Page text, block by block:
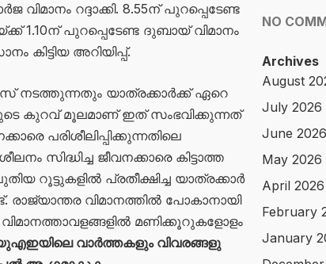
വിമാനം റദ്ദാക്കി. 8.55ന് പുറപ്പെടേണ്ട
1.10ന് പുറപ്പെടേണ്ട ദുബായ് വിമാനം
കിട്ടിയ അറിയിപ്പ്.
നടത്തുന്നതും യാത്രക്കാർക്ക് ഏറെ
കുറവ് മൂലമാണ് ഇത് സംഭവിക്കുന്നത്
പരിശീലിപ്പിക്കുന്നതിലെ
സിദ്ധിച്ച ജീവനക്കാരെ കിട്ടാത്ത
റൂട്ടുകളിൽ പ്രതീക്ഷിച്ച യാത്രക്കാർ
രാജ്യാന്തര വിമാനത്തിൽ പോകാനായി
മണിക്കൂറുകളോളം
വാർത്തകളും വിവരങ്ങളു
NO
Archives
August
July 2026
June 2026
May 2026
April 2026
February
January